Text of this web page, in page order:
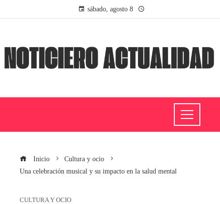
sábado, agosto 8
Inicio
Cultura y ocio
Una celebración musical y su impacto en la salud mental
CULTURA Y OCIO